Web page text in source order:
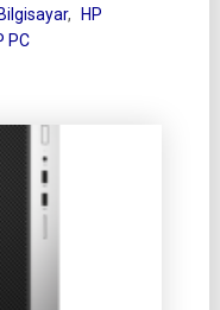
,
HP
PC